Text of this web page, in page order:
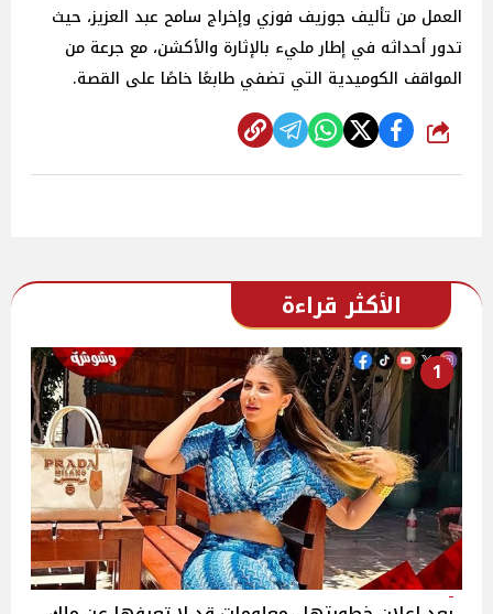
العمل من تأليف جوزيف فوزي وإخراج سامح عبد العزيز، حيث
تدور أحداثه في إطار مليء بالإثارة والأكشن، مع جرعة من
المواقف الكوميدية التي تضفي طابعًا خاصًا على القصة.
شارك
الأكثر قراءة
1